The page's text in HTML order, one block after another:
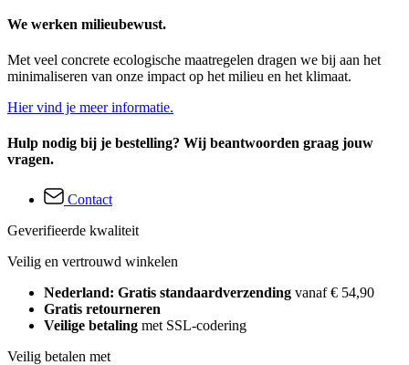
We werken milieubewust.
Met veel concrete ecologische maatregelen dragen we bij aan het
minimaliseren van onze impact op het milieu en het klimaat.
Hier vind je meer informatie.
Hulp nodig bij je bestelling? Wij beantwoorden graag jouw
vragen.
Contact
Geverifieerde kwaliteit
Veilig en vertrouwd winkelen
Nederland: Gratis standaardverzending vanaf € 54,90
Gratis retourneren
Veilige betaling met SSL-codering
Veilig betalen met